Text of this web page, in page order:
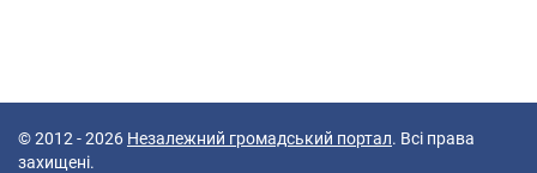
© 2012 - 2026 Незалежний громадський портал. Всі права
захищені.